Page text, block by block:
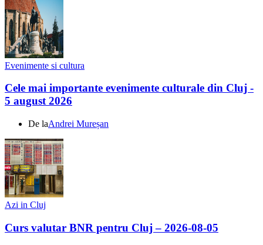
Evenimente si cultura
Cele mai importante evenimente culturale din Cluj -
5 august 2026
De laAndrei Mureșan
Azi in Cluj
Curs valutar BNR pentru Cluj – 2026-08-05